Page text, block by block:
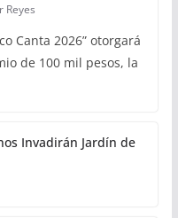
Reyes
Canta 2026” otorgará
de 100 mil pesos, la
Invadirán Jardín de